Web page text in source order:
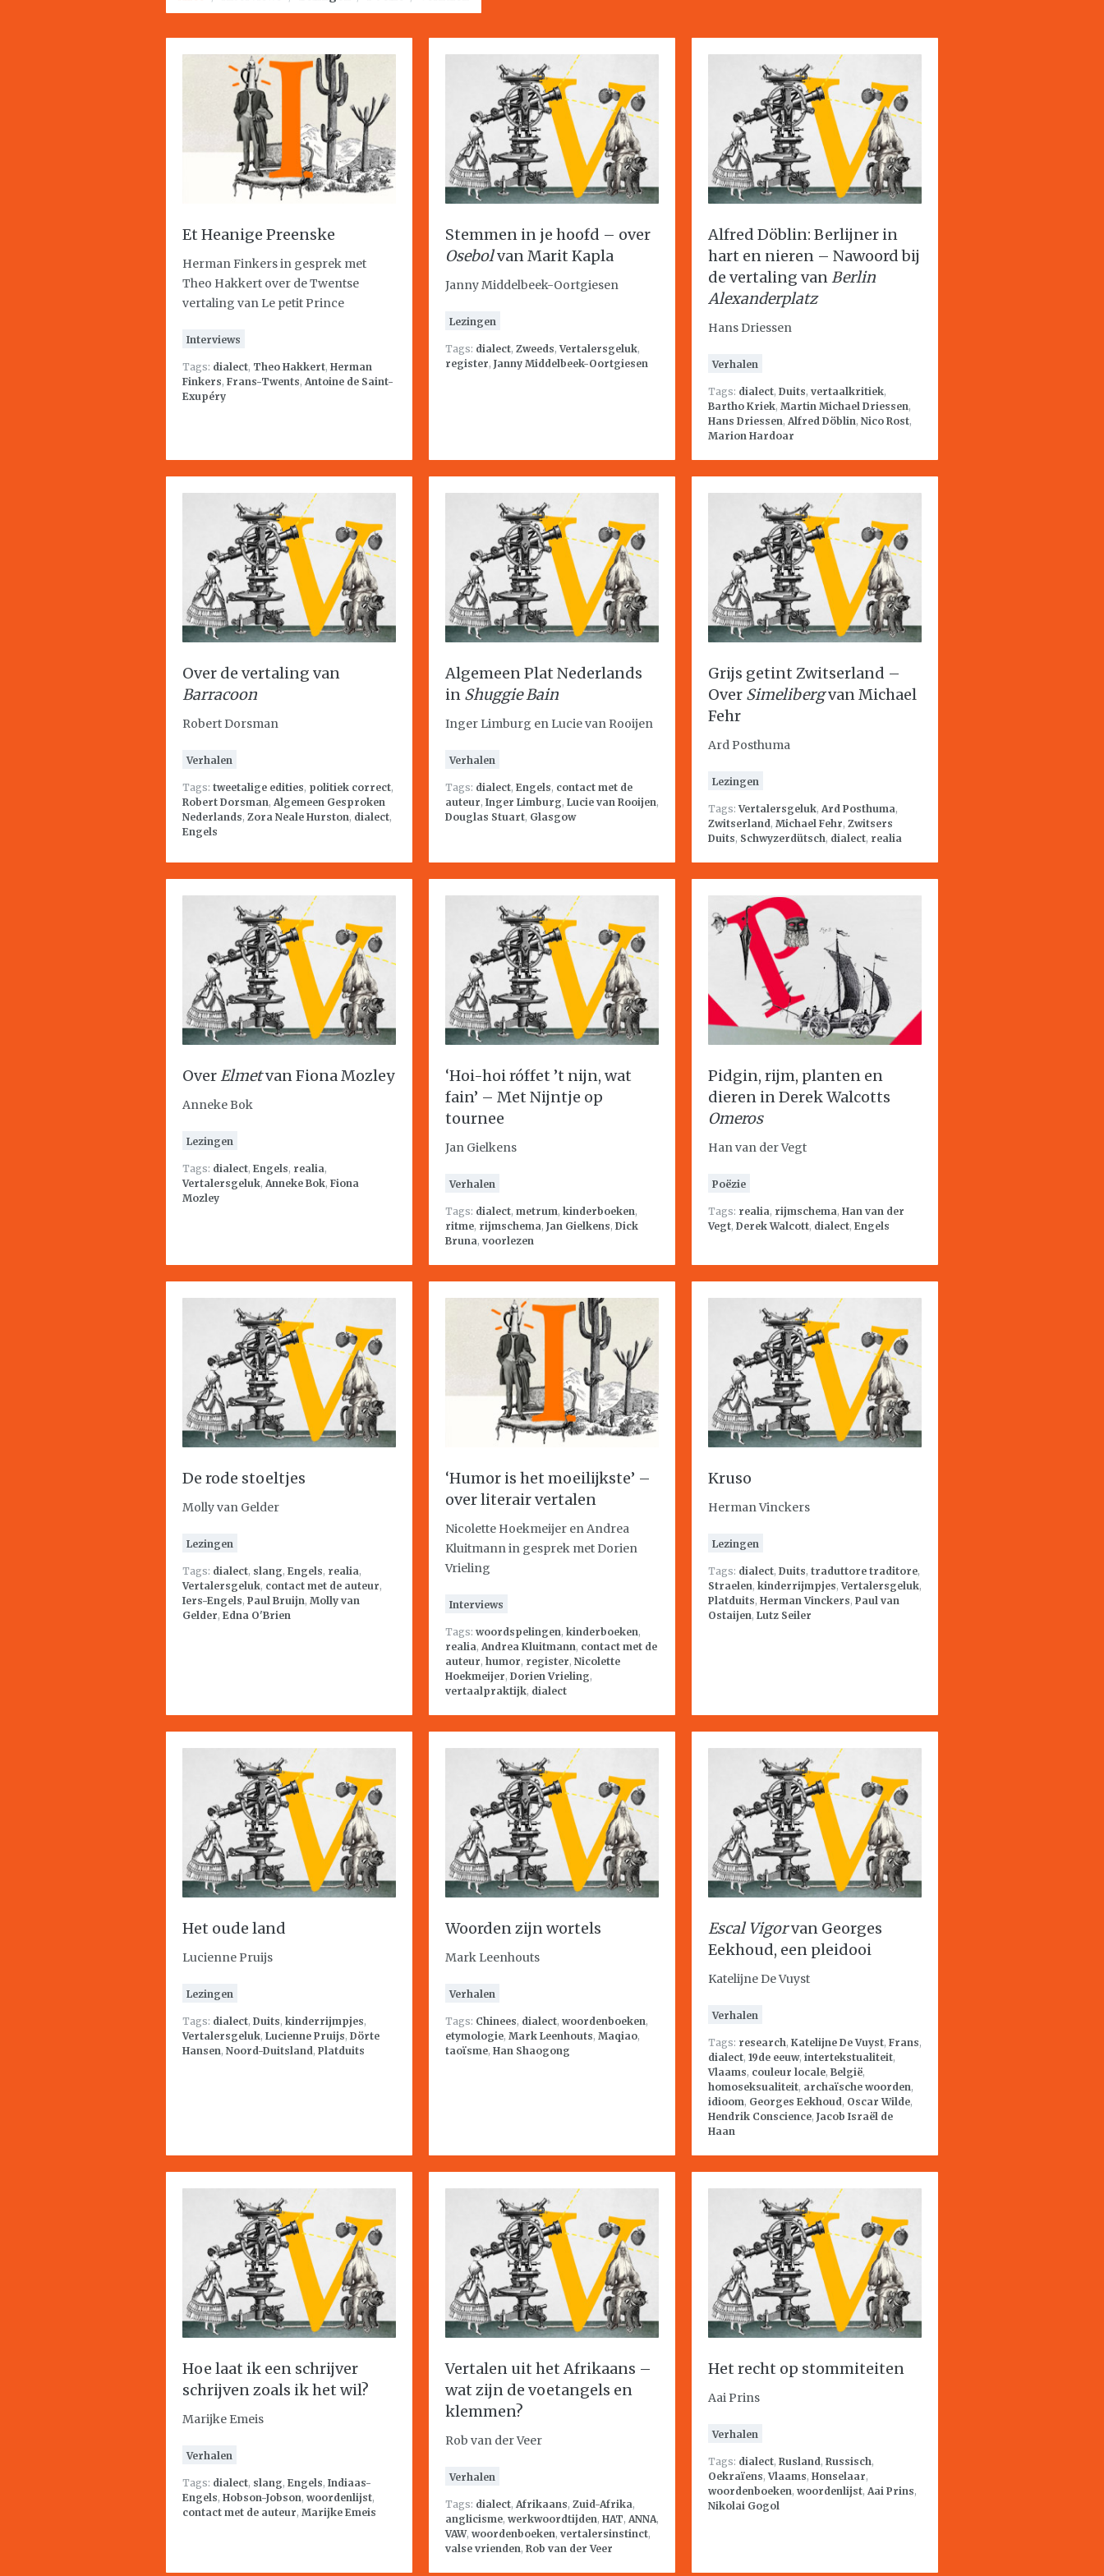
Et Heanige Preenske
Herman Finkers in gesprek met
Theo Hakkert over de Twentse
vertaling van Le petit Prince
Interviews
Tags: dialect, Theo Hakkert, Herman
Finkers, Frans-Twents, Antoine de Saint-
Exupéry
Stemmen in je hoofd – over
Osebolvan Marit Kapla
Janny Middelbeek-Oortgiesen
Lezingen
Tags: dialect, Zweeds,Vertalersgeluk,
register, Janny Middelbeek-Oortgiesen
Alfred Döblin: Berlijner in
hart en nieren – Nawoord bij
de vertaling vanBerlin
Alexanderplatz
Hans Driessen
Verhalen
Tags: dialect, Duits, vertaalkritiek,
Bartho Kriek, Martin Michael Driessen,
Hans Driessen, Alfred Döblin, Nico Rost,
Marion Hardoar
Over de vertaling van
Barracoon
Robert Dorsman
Verhalen
Tags: tweetalige edities, politiek correct,
Robert Dorsman, Algemeen Gesproken
Nederlands, Zora Neale Hurston, dialect,
Engels
Algemeen Plat Nederlands
in Shuggie Bain
Inger Limburg en Lucie van Rooijen
Verhalen
Tags: dialect, Engels, contact met de
auteur, Inger Limburg, Lucie van Rooijen,
Douglas Stuart, Glasgow
Grijs getint Zwitserland –
Over Simelibergvan Michael
Fehr
Ard Posthuma
Lezingen
Tags:Vertalersgeluk, Ard Posthuma,
Zwitserland, Michael Fehr, Zwitsers
Duits, Schwyzerdütsch, dialect, realia
OverElmetvan Fiona Mozley
Anneke Bok
Lezingen
Tags: dialect, Engels, realia,
Vertalersgeluk, Anneke Bok, Fiona
Mozley
‘Hoi-hoi róffet ’t nijn, wat
fain’ – Met Nijntje op
tournee
Jan Gielkens
Verhalen
Tags: dialect, metrum, kinderboeken,
ritme, rijmschema, Jan Gielkens, Dick
Bruna, voorlezen
Pidgin, rijm, planten en
dieren in Derek Walcotts
Omeros
Han van der Vegt
Poëzie
Tags: realia, rijmschema, Han van der
Vegt, Derek Walcott, dialect, Engels
De rode stoeltjes
Molly van Gelder
Lezingen
Tags: dialect, slang, Engels, realia,
Vertalersgeluk, contact met de auteur,
Iers-Engels, Paul Bruijn, Molly van
Gelder, Edna O'Brien
‘Humor is het moeilijkste’ –
over literair vertalen
Nicolette Hoekmeijer en Andrea
Kluitmann in gesprek met Dorien
Vrieling
Interviews
Tags: woordspelingen, kinderboeken,
realia, Andrea Kluitmann, contact met de
auteur, humor, register, Nicolette
Hoekmeijer, Dorien Vrieling,
vertaalpraktijk, dialect
Kruso
Herman Vinckers
Lezingen
Tags: dialect, Duits, traduttore traditore,
Straelen, kinderrijmpjes,Vertalersgeluk,
Platduits, Herman Vinckers, Paul van
Ostaijen, Lutz Seiler
Het oude land
Lucienne Pruijs
Lezingen
Tags: dialect, Duits, kinderrijmpjes,
Vertalersgeluk, Lucienne Pruijs, Dörte
Hansen, Noord-Duitsland, Platduits
Woorden zijn wortels
Mark Leenhouts
Verhalen
Tags: Chinees, dialect, woordenboeken,
etymologie, Mark Leenhouts, Maqiao,
taoïsme, Han Shaogong
Escal Vigorvan Georges
Eekhoud, een pleidooi
Katelijne De Vuyst
Verhalen
Tags: research, Katelijne De Vuyst, Frans,
dialect, 19de eeuw, intertekstualiteit,
Vlaams, couleur locale, België,
homoseksualiteit, archaïsche woorden,
idioom, Georges Eekhoud, Oscar Wilde,
Hendrik Conscience, Jacob Israël de
Haan
Hoe laat ik een schrijver
schrijven zoals ik het wil?
Marijke Emeis
Verhalen
Tags: dialect, slang, Engels, Indiaas-
Engels, Hobson-Jobson, woordenlijst,
contact met de auteur, Marijke Emeis
Vertalen uit het Afrikaans –
wat zijn de voetangels en
klemmen?
Rob van der Veer
Verhalen
Tags: dialect, Afrikaans, Zuid-Afrika,
anglicisme, werkwoordtijden, HAT, ANNA,
VAW, woordenboeken, vertalersinstinct,
valse vrienden, Rob van der Veer
Het recht op stommiteiten
Aai Prins
Verhalen
Tags: dialect, Rusland, Russisch,
Oekraïens,Vlaams, Honselaar,
woordenboeken, woordenlijst, Aai Prins,
Nikolai Gogol